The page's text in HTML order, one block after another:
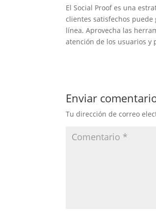
El Social Proof es una
clientes satisfechos
línea. Aprovecha las
atención de los usuarios y
Enviar
Tu dirección de correo